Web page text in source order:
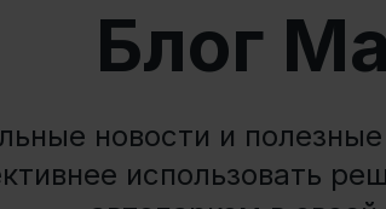
Блог
новости и
использовать